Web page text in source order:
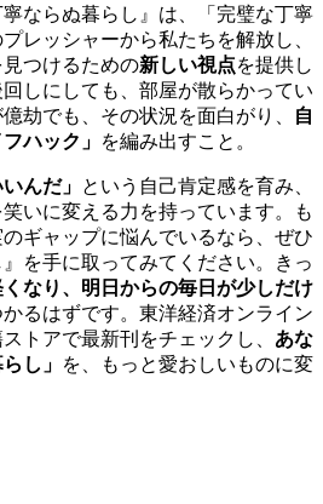
ならぬ暮らし』は、「完璧な丁寧
レッシャーから私たちを解放し、
見つけるための新しい視点を提供し
しにしても、部屋が散らかってい
劫でも、その状況を面白がり、
自
ハック」 を編み出すこと。
んだ」 という自己肯定感を育み、
いに変える力を持っています。も
ギャップに悩んでいるなら、ぜひ
を手に取ってみてください。きっ
なり、明日からの毎日が少しだけ
かるはずです。東洋経済オンライン
トアで最新刊をチェックし、 あな
し」 を、もっと愛おしいものに変